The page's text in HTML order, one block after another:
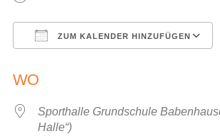
ZUM KALENDER HINZUFÜGEN
WO
Sporthalle Grundschule
Halle“)